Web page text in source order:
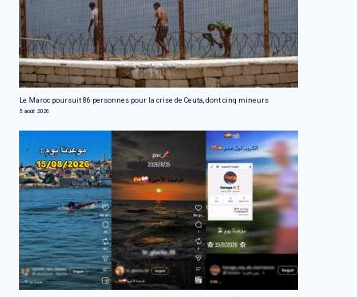
Le Maroc poursuit 86 personnes pour la crise de Ceuta, dont cinq mineurs
5 août 2026